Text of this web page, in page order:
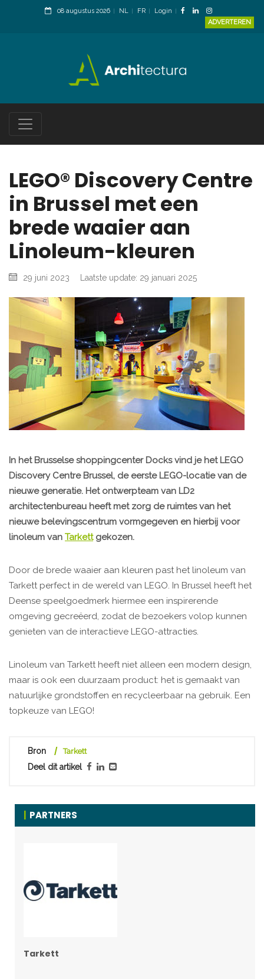
08 augustus 2026 NL FR
Login
ADVERTEREN
LEGO® Discovery Centre
in Brussel met een
brede waaier aan
Linoleum-kleuren
29 juni 2023 Laatste update: 29 januari 2025
In het Brusselse shoppingcenter Docks vind je het LEGO
Discovery Centre Brussel, de eerste LEGO-locatie van de
nieuwe generatie. Het ontwerpteam van LD2
architectenbureau heeft met zorg de ruimtes van het
nieuwe belevingscentrum vormgegeven en hierbij voor
linoleum van Tarkettgekozen.
Door de brede waaier aan kleuren past het linoleum van
Tarkett perfect in de wereld van LEGO. In Brussel heeft het
Deense speelgoedmerk hiermee een inspirerende
omgeving gecreëerd, zodat de bezoekers volop kunnen
genieten van de interactieve LEGO-attracties.
Linoleum van Tarkett heeft niet alleen een modern design,
maar is ook een duurzaam product: het is gemaakt van
natuurlijke grondstoffen en recycleerbaar na gebruik. Een
topkeuze van LEGO!
Bron Tarkett
Deel dit artikel
PARTNERS
Tarkett